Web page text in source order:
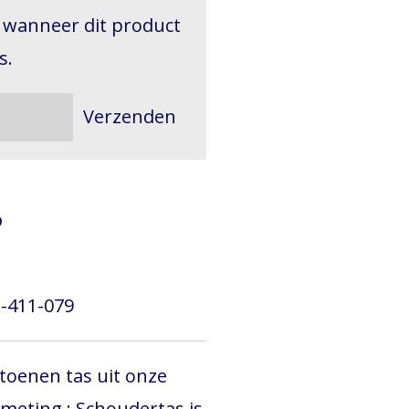
dit product
Verzenden
411-079
tas uit onze